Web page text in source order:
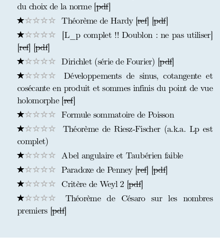
du choix de la norme [pdf]
Théorème de Hardy [ref] [pdf]
[L_p complet !! Doublon : ne pas utiliser]
[ref] [pdf]
Dirichlet (série de Fourier) [pdf]
Développements de sinus, cotangente et
cosécante en produit et sommes infinis du point de vue
holomorphe [ref]
Formule sommatoire de Poisson
Théorème de Riesz-Fischer (a.k.a. Lp est
complet)
Abel angulaire et Taubérien faible
Paradoxe de Penney [ref] [pdf]
Critère de Weyl 2 [pdf]
Théorème de Césaro sur les nombres
premiers [pdf]